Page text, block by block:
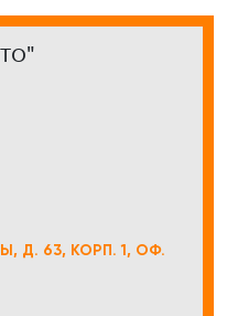
Д. 63, КОРП. 1, ОФ.